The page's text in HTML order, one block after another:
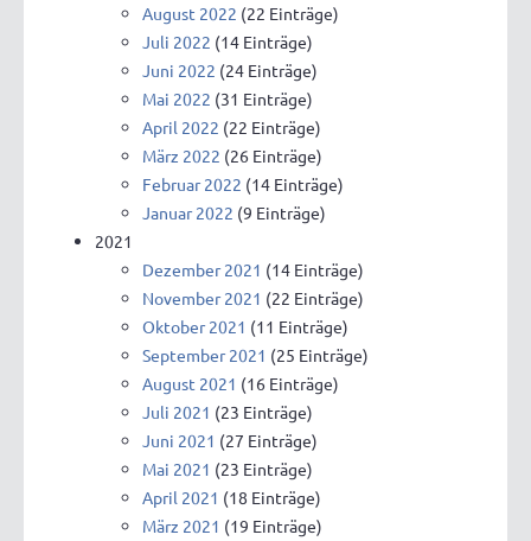
August 2022 (22 Einträge)
Juli 2022 (14 Einträge)
Juni 2022 (24 Einträge)
Mai 2022 (31 Einträge)
April 2022 (22 Einträge)
März 2022 (26 Einträge)
Februar 2022 (14 Einträge)
Januar 2022 (9 Einträge)
2021
Dezember 2021 (14 Einträge)
November 2021 (22 Einträge)
Oktober 2021 (11 Einträge)
September 2021 (25 Einträge)
August 2021 (16 Einträge)
Juli 2021 (23 Einträge)
Juni 2021 (27 Einträge)
Mai 2021 (23 Einträge)
April 2021 (18 Einträge)
März 2021 (19 Einträge)